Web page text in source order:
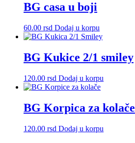
BG casa u boji
60.00 rsd Dodaj u korpu
BG Kukice 2/1 smiley
120.00 rsd Dodaj u korpu
BG Korpica za kolače
120.00 rsd Dodaj u korpu